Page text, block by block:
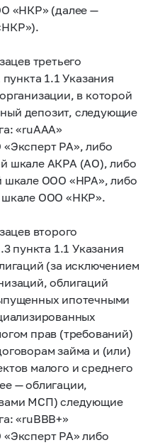
«НКР» (далее —
третьего
1.1 Указания
в которой
депозит, следующие
«ruAAA»
РА», либо
шкале АКРА (АО), либо
шкале ООО «НРА», либо
шкале ООО «НКР».
второго
пункта 1.1 Указания
(за исключением
облигаций
ипотечными
прав (требований)
займа и (или)
малого и среднего
— облигации,
МСП) следующие
«ruBBB+»
РА» либо